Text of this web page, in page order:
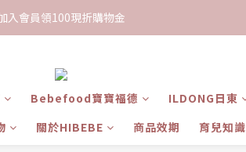
下單送餅乾乙包，滿$999免運
入會員領100現折購物金
Bebefood寶寶福德 ILDONG日東
關於HIBEBE 商品效期 育兒知識